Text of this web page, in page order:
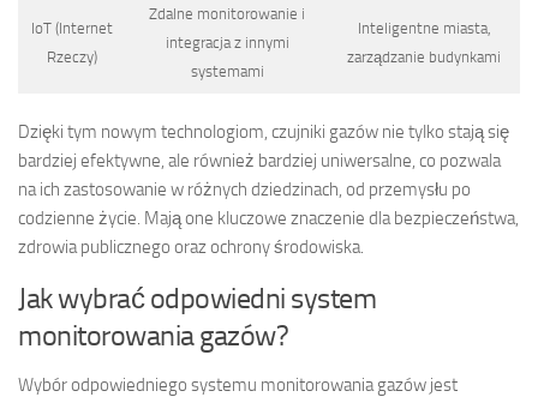
IoT (Internet
Rzeczy)
Zdalne monitorowanie i
integracja z innymi
systemami
Inteligentne miasta,
zarządzanie budynkami
Dzięki tym nowym technologiom, czujniki gazów nie tylko stają się
bardziej efektywne, ale również bardziej uniwersalne, co pozwala
na ich zastosowanie w różnych dziedzinach, od przemysłu po
codzienne życie. Mają one kluczowe znaczenie dla bezpieczeństwa,
zdrowia publicznego oraz ochrony środowiska.
Jak wybrać odpowiedni system
monitorowania gazów?
Wybór odpowiedniego systemu monitorowania gazów jest